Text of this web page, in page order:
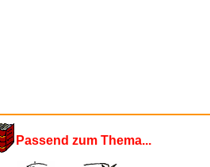
Passend zum Thema...